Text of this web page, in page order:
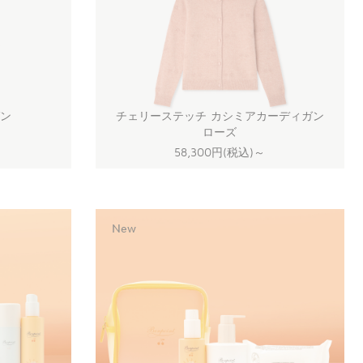
チェリーステッチ カシミアカーディガン
ローズ
58,300円(税込) ～
New